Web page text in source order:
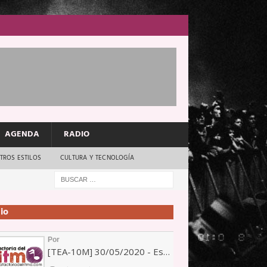
AGENDA RADIO
ESTILOS CULTURA Y TECNOLOGÍA